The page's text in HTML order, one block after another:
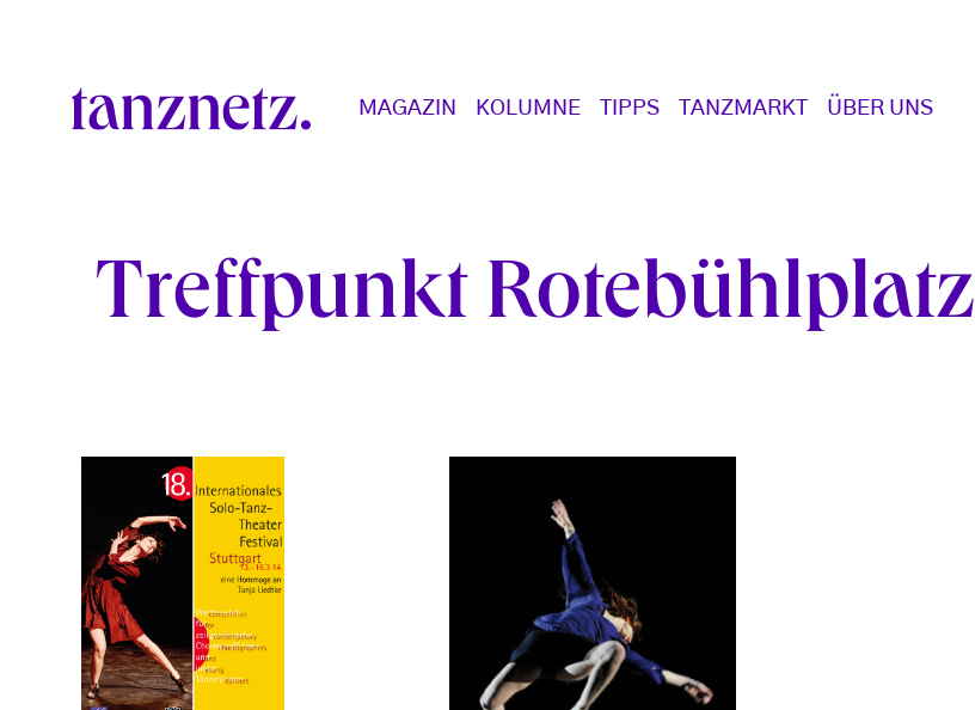
Main navigation
MAGAZIN KOLUMNE TIPPS TANZMARKT ÜBER UNS
Treffpunkt Rotebühlplatz